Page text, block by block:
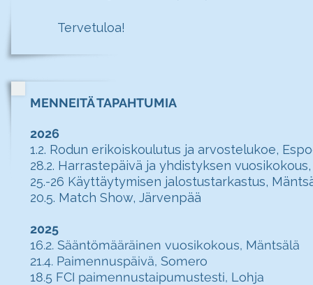
Tervetuloa!
MENNEITÄ TAPAHTUMIA
2026
1.2. Rodun erikoiskoulutus ja arvostelukoe,
28.2. Harrastepäivä ja yhdistyksen
25.-26 Käyttäytymisen jalostustarkastus,
20.5. Match Show, Järvenpää
2025
16.2. Sääntömääräinen vuosikokous, Mäntsälä
21.4. Paimennuspäivä, Somero
18.5 FCI paimennustaipumustesti, Lohja